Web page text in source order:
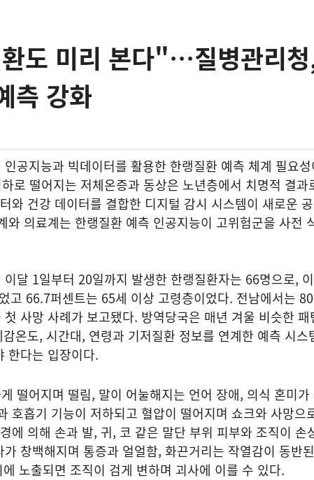
도 미리 본다"…질병관리
측 강화
공지능과 빅데이터를 활용한 한랭질환 예측 체계 필요
로 떨어지는 저체온증과 동상은 노년층에서 치명적 결과
와 건강 데이터를 결합한 디지털 감시 시스템이 새로운
와 의료계는 한랭질환 예측 인공지능이 고위험군을 사전
달 1일부터 20일까지 발생한 한랭질환자는 66명으로,
고 66.7퍼센트는 65세 이상 고령층이었다. 전남에서는
사망 사례가 보고됐다. 방역당국은 매년 겨울 비슷한 패
온도, 시간대, 연령과 기저질환 정보를 연계한 예측 시스
한다는 입장이다.
떨어지며 떨림, 말이 어눌해지는 언어 장애, 의식 혼미가
호흡기 기능이 저하되고 혈압이 떨어지며 쇼크와 사망으
에 의해 손과 발, 귀, 코 같은 말단 부위 피부와 조직이 손
창백해지며 통증과 얼얼함, 화끈거리는 작열감이 동반
노출되면 조직이 검게 변하며 괴사에 이를 수 있다.